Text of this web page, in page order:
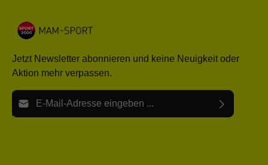
Jetzt Newsletter abonnieren und keine Neuigkeit oder
Aktion mehr verpassen.
E-Mail-Adresse*